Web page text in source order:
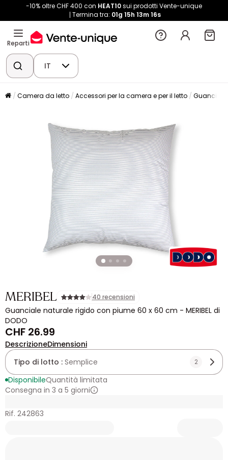
-10% oltre CHF 400 con HEAT10sui prodotti Vente-unique
Termina tra: 01g 15h 13m 16s
Reparti
IT
Camera da letto Accessori per la camera e per il letto Guanciale
MERIBEL 40 recensioni
Guanciale naturale rigido con piume 60 x 60 cm - MERIBEL di
DODO
CHF 26.99
DescrizioneDimensioni
Tipo di lotto : Semplice 2
DisponibileQuantità limitata
Consegna in 3 a 5 giorni
Rif. 242863